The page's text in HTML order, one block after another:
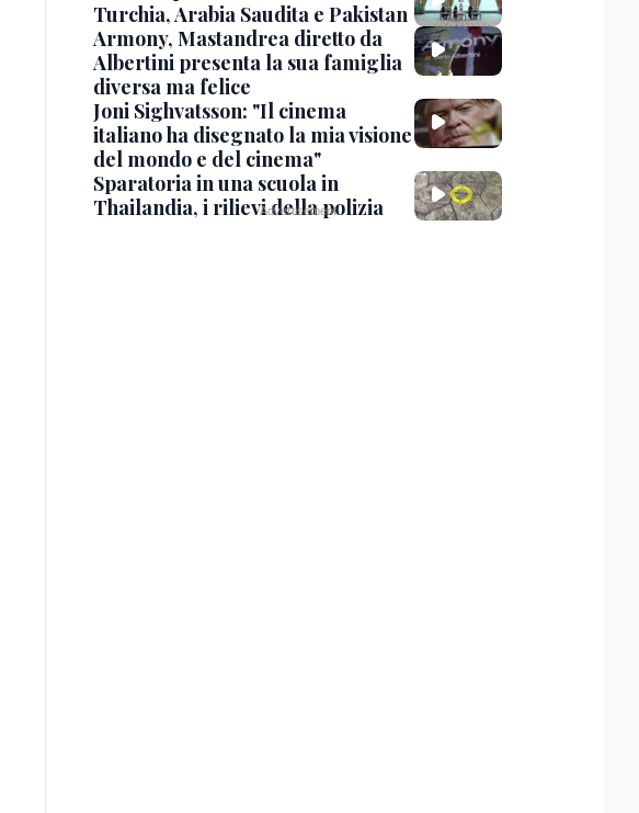
Turchia, Arabia Saudita e Pakistan
Armony, Mastandrea diretto da
Albertini presenta la sua famiglia
diversa ma felice
Joni Sighvatsson: "Il cinema
italiano ha disegnato la mia visione
del mondo e del cinema"
Sparatoria in una scuola in
Thailandia, i rilievi della polizia